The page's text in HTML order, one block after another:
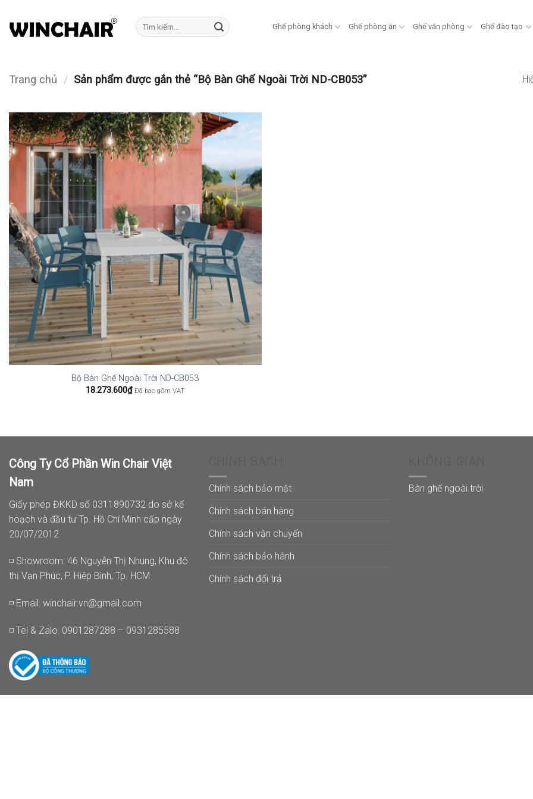
qua
Tìm
kiếm:
Ghế phòng khách Ghế phòng ăn Ghế văn phòng Ghế đào tạo
Trang chủ / Sản phẩm được gắn thẻ “Bộ Bàn Ghế Ngoài Trời ND-CB053”
Bộ Bàn Ghế Ngoài Trời ND-CB053
18.273.600₫ Đã bao gồm VAT
Công Ty Cổ Phần Win Chair Việt
Nam
Giấy phép ĐKKD số 0311890732 do sở kế
hoạch và đầu tư Tp. Hồ Chí Minh cấp ngày
20/07/2012
◽ Showroom: 46 Nguyễn Thị Nhung, Khu đô
thị Vạn Phúc, P. Hiệp Bình, Tp. HCM
◽ Email: winchair.vn@gmail.com
◽ Tel & Zalo: 0901287288 – 0931285588
Chính sách bảo mật
Chính sách bán hàng
Chính sách vận chuyển
Chính sách bảo hành
Chính sách đổi trả
Bàn ghế ngoài trời